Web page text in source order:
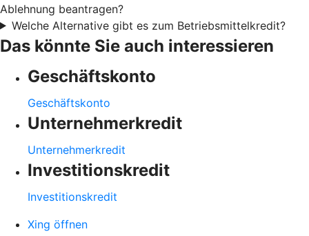
Ablehnung beantragen?
Welche Alternative gibt es zum Betriebsmittelkredit?
Das könnte Sie auch interessieren
Geschäftskonto
Geschäftskonto
Unternehmerkredit
Unternehmerkredit
Investitionskredit
Investitionskredit
Xing öffnen